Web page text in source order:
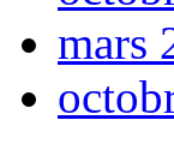
mars